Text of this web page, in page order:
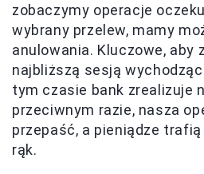
zobaczymy operacje
wybrany przelew, mamy
anulowania. Kluczowe, aby
najbliższą sesją
tym czasie bank zrealizuje
przeciwnym razie, nasza
przepaść, a pieniądze
rąk.